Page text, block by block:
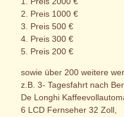
2. Preis 1000 €
3. Preis 500 €
4. Preis 300 €
5. Preis 200 €
sowie über 200 weitere
z.B. 3- Tagesfahrt nach
De Longhi
6 LCD Fernseher 32 Zoll,